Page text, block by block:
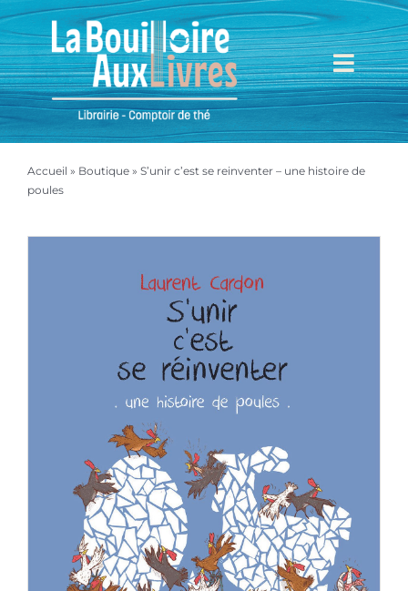
Passer
au
contenu
Accueil
Mieux nous connaître
Boutique
Accueil » Boutique» S’unir c’est se reinventer – une histoire de
poules